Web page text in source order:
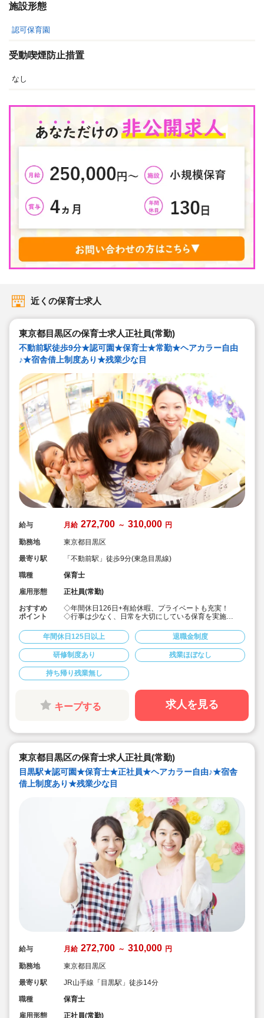
施設形態
認可保育園
受動喫煙防止措置
なし
近くの保育士求人
東京都目黒区の保育士求人正社員(常勤)
不動前駅徒歩9分★認可園★保育士★常勤★ヘアカラー自由
♪★宿舎借上制度あり★残業少な目
給与 月給 272,700 ～ 310,000 円
勤務地
東京都目黒区
最寄り駅
「不動前駅」徒歩9分(東急目黒線)
職種
保育士
雇用形態
正社員(常勤)
おすすめ
ポイント
◇年間休日126日+有給休暇、プライベートも充実！
◇行事は少なく、日常を大切にしている保育を実施
にしています。
◇産休・育休からの復帰（男性の育休実績あり）、時短
勤務実績多数で働きやすい職場です
◇ヘアカラーは自由。髪色の制限なし。
◇20代で経験少ない方もノビノビ働きやすい環境
◇書き物のICT化も進めており持ち帰り業務/残業ほぼな
し。
◇残業した場合の代は1分単位で支給されます
◇子どもが自分の意志や感情を尊重され、自分で選択し
ていくことをあたたかく見守り、子どもが主体の保育を
のような保育園
できる範囲で実施
◇在籍年数や保育経験に合わせた段階的な研修を年間総
計110回以上実施。研修も参加しやすい職場環境です
年間休日125日以上 退職金制度
研修制度あり 残業ほぼなし
持ち帰り残業無し
キープする 求人を見る
東京都目黒区の保育士求人正社員(常勤)
目黒駅★認可園★保育士★正社員★ヘアカラー自由♪★宿舎
借上制度あり★残業少な目
給与 月給 272,700 ～ 310,000 円
勤務地
東京都目黒区
最寄り駅
JR山手線「目黒駅」徒歩14分
職種
保育士
雇用形態
正社員(常勤)